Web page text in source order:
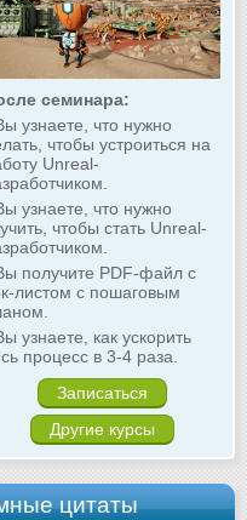
семинара:
узнаете, что нужно
чтобы устроиться на
Unreal-
узнаете, что нужно
чтобы стать Unreal-
получите PDF-файл с
листом с пошаговым
узнаете, как ускорить
процесс в 3-4 раза.
Записаться
Другие курсы
цитаты